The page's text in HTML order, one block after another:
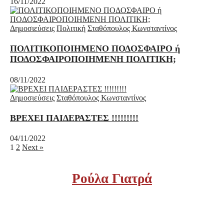
Δημοσιεύσεις Πολιτική Σταθόπουλος Κωνσταντίνος
ΠΟΛΙΤΙΚΟΠΟΙΗΜΕΝΟ ΠΟΔΟΣΦΑΙΡΟ ή
ΠΟΔΟΣΦΑΙΡΟΠΟΙΗΜΕΝΗ ΠΟΛΙΤΙΚΗ;
08/11/2022
Δημοσιεύσεις Σταθόπουλος Κωνσταντίνος
ΒΡΕΧΕΙ ΠΑΙΔΕΡΑΣΤΕΣ !!!!!!!!!
04/11/2022
1 2 Next »
Ρούλα Γιατρά